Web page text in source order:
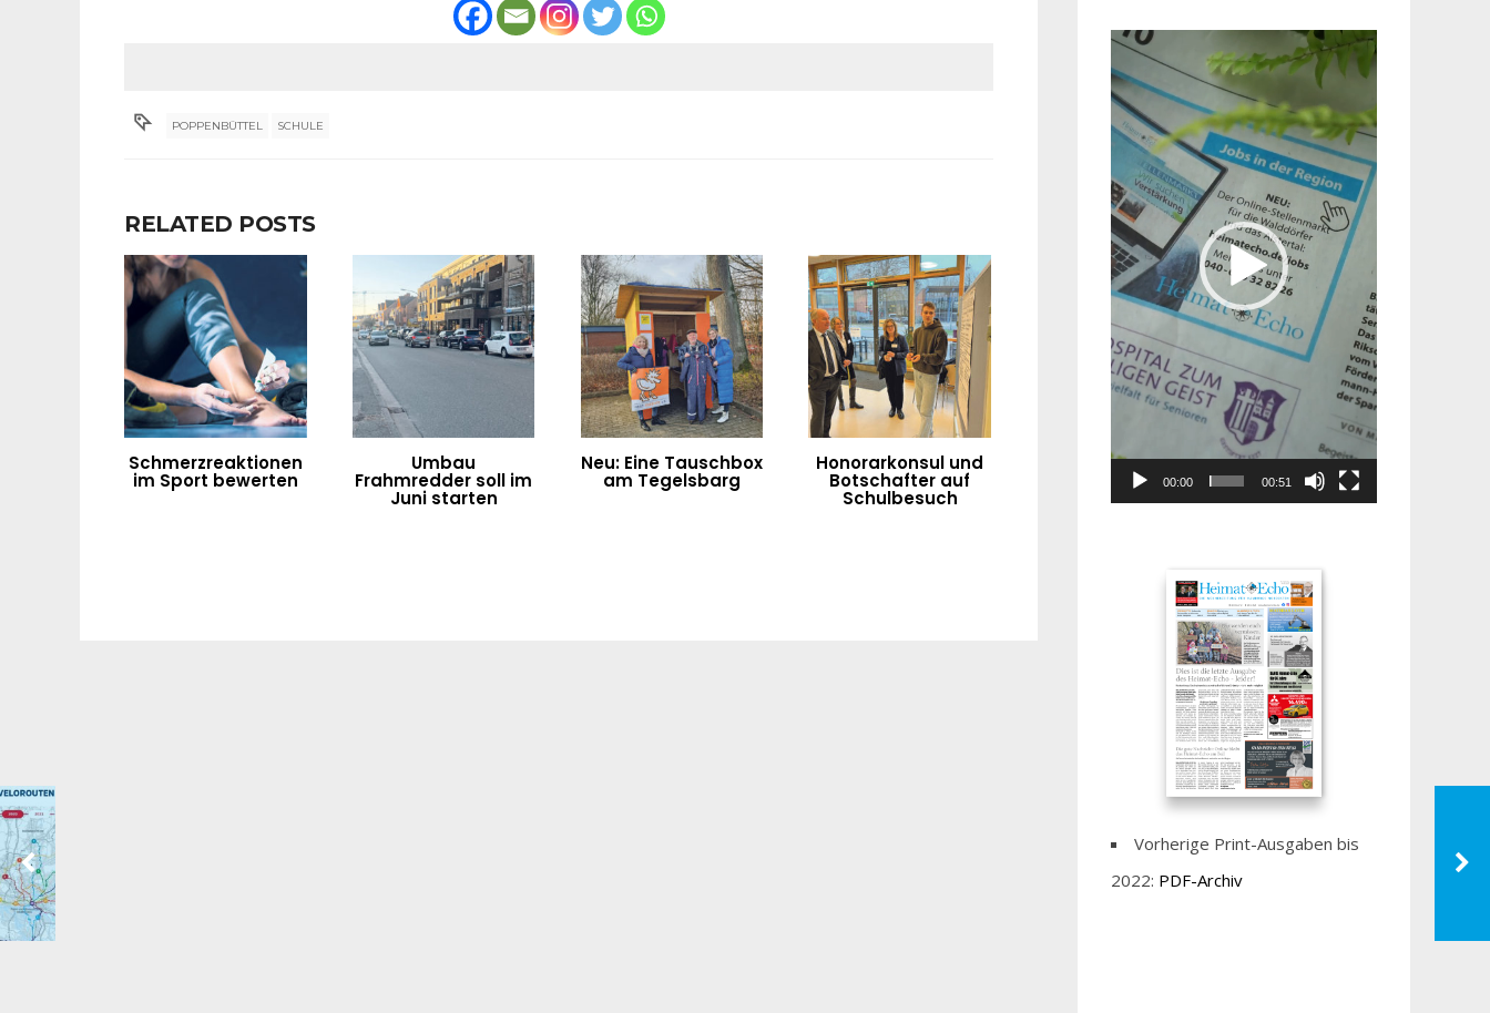
POPPENBÜTTEL SCHULE
RELATED POSTS
Schmerzreaktionen
im Sport bewerten
Umbau
Frahmredder soll im
Juni starten
Neu: Eine Tauschbox
am Tegelsbarg
Honorarkonsul und
Botschafter auf
Schulbesuch
Player
00:00 00:51
Vorherige Print-Ausgaben bis
2022: PDF-Archiv